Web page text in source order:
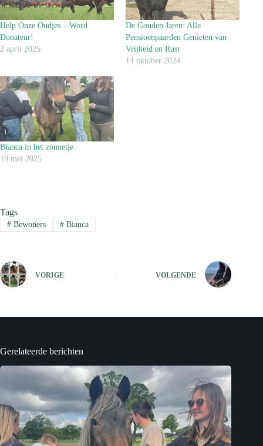
Help Onze Oudjes – Word
Donateur!
2 april 2025
De Gouden Jaren: Alle
Pensioenpaarden Genieten van
Vrijheid en Rust
14 oktober 2024
Bianca in het zonnetje
19 mei 2025
Tags
#Bewoners #Bianca
VORIGE VOLGENDE
Gerelateerde berichten